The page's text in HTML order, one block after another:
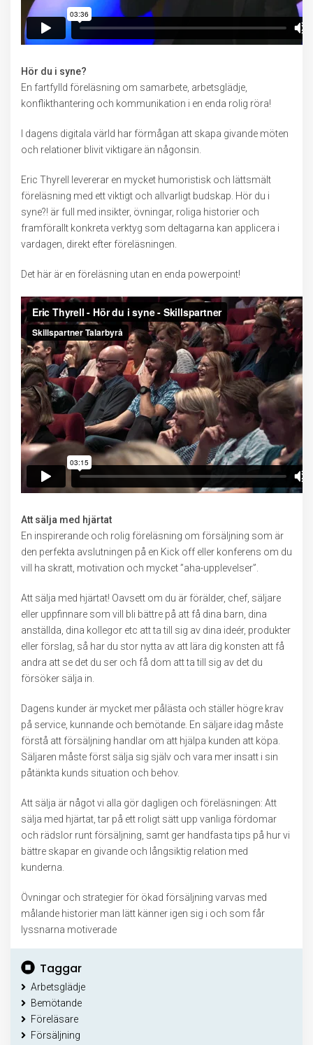
Hör du i syne?
En fartfylld föreläsning om samarbete, arbetsglädje,
konflikthantering och kommunikation i en enda rolig röra!
I dagens digitala värld har förmågan att skapa givande möten
och relationer blivit viktigare än någonsin.
Eric Thyrell levererar en mycket humoristisk och lättsmält
föreläsning med ett viktigt och allvarligt budskap. Hör du i
syne?! är full med insikter, övningar, roliga historier och
framförallt konkreta verktyg som deltagarna kan applicera i
vardagen, direkt efter föreläsningen.
Det här är en föreläsning utan en enda powerpoint!
Att sälja med hjärtat
En inspirerande och rolig föreläsning om försäljning som är
den perfekta avslutningen på en Kick off eller konferens om du
vill ha skratt, motivation och mycket ”aha-upplevelser”.
Att sälja med hjärtat! Oavsett om du är förälder, chef, säljare
eller uppfinnare som vill bli bättre på att få dina barn, dina
anställda, dina kollegor etc att ta till sig av dina ideér, produkter
eller förslag, så har du stor nytta av att lära dig konsten att få
andra att se det du ser och få dom att ta till sig av det du
försöker sälja in.
Dagens kunder är mycket mer pålästa och ställer högre krav
på service, kunnande och bemötande. En säljare idag måste
förstå att försäljning handlar om att hjälpa kunden att köpa.
Säljaren måste först sälja sig själv och vara mer insatt i sin
påtänkta kunds situation och behov.
Att sälja är något vi alla gör dagligen och föreläsningen: Att
sälja med hjärtat, tar på ett roligt sätt upp vanliga fördomar
och rädslor runt försäljning, samt ger handfasta tips på hur vi
bättre skapar en givande och långsiktig relation med
kunderna.
Övningar och strategier för ökad försäljning varvas med
målande historier man lätt känner igen sig i och som får
lyssnarna motiverade
Taggar
Arbetsglädje
Bemötande
Föreläsare
Försäljning